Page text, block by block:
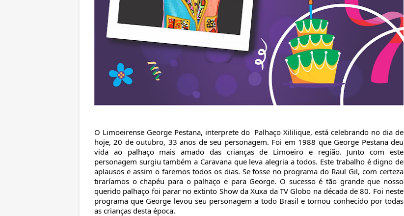
O Limoeirense George Pestana, interprete do Palhaço Xililique, está celebrando no dia de
hoje, 20 de outubro, 33 anos de seu personagem. Foi em 1988 que George Pestana deu
vida ao palhaço mais amado das crianças de Limoeiro e região. Junto com este
personagem surgiu também a Caravana que leva alegria a todos. Este trabalho é digno de
aplausos e assim o faremos todos os dias. Se fosse no programa do Raul Gil, com certeza
tiraríamos o chapéu para o palhaço e para George. O sucesso é tão grande que nosso
querido palhaço foi parar no extinto Show da Xuxa da TV Globo na década de 80. Foi neste
programa que George levou seu personagem a todo Brasil e tornou conhecido por todas
as crianças desta época.